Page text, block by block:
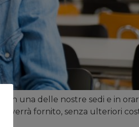
in una delle nostre sedi e in
verrà fornito, senza ulteriori